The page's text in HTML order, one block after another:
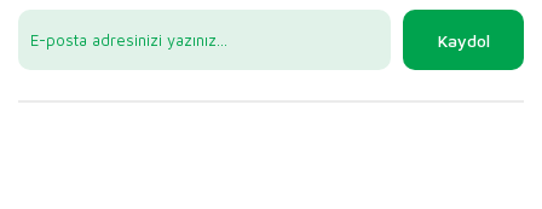
Kaydol